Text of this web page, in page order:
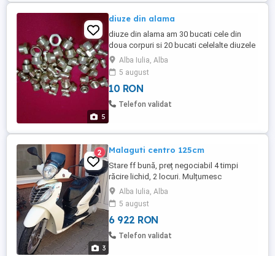
5
diuze din alama
diuze din alama am 30 bucati cele din
doua corpuri si 20 bucati celelalte diuzele
sant noi se pot folosi pt sistem de irigare
sau de ierbicidare pretul este pt o bucata
Alba Iulia, Alba
5 august
10 RON
Telefon validat
3
2 Malaguti centro 125cm
Stare ff bună, preț negociabil 4 timpi
răcire lichid, 2 locuri. Mulțumesc
Alba Iulia, Alba
5 august
6 922 RON
Telefon validat